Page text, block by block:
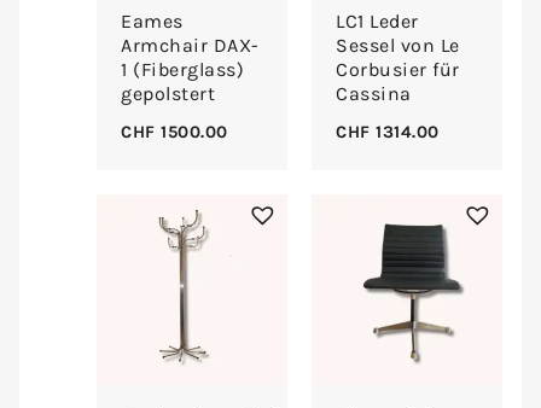
Eames
Armchair DAX-
1 (Fiberglass)
gepolstert
CHF 1500.00
LC1 Leder
Sessel von Le
Corbusier für
Cassina
CHF 1314.00